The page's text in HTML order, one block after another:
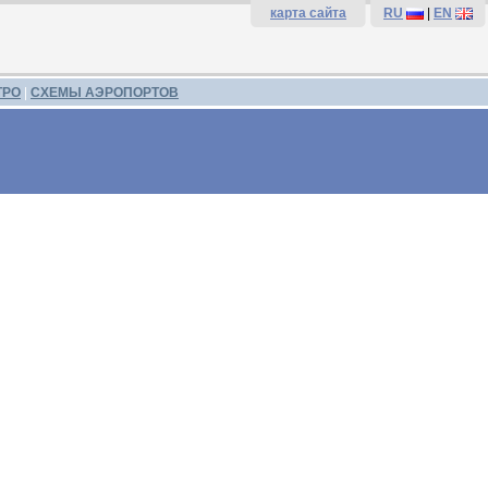
карта сайта RU EN
СХЕМЫ АЭРОПОРТОВ